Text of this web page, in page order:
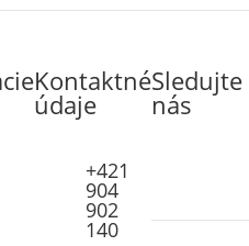
Kontaktné
údaje
+421
904
902
140
Sledujte
nás